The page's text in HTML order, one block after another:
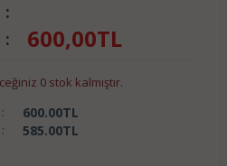
:
: 600,00TL
0 stok kalmıştır.
: 600.00TL
: 585.00TL